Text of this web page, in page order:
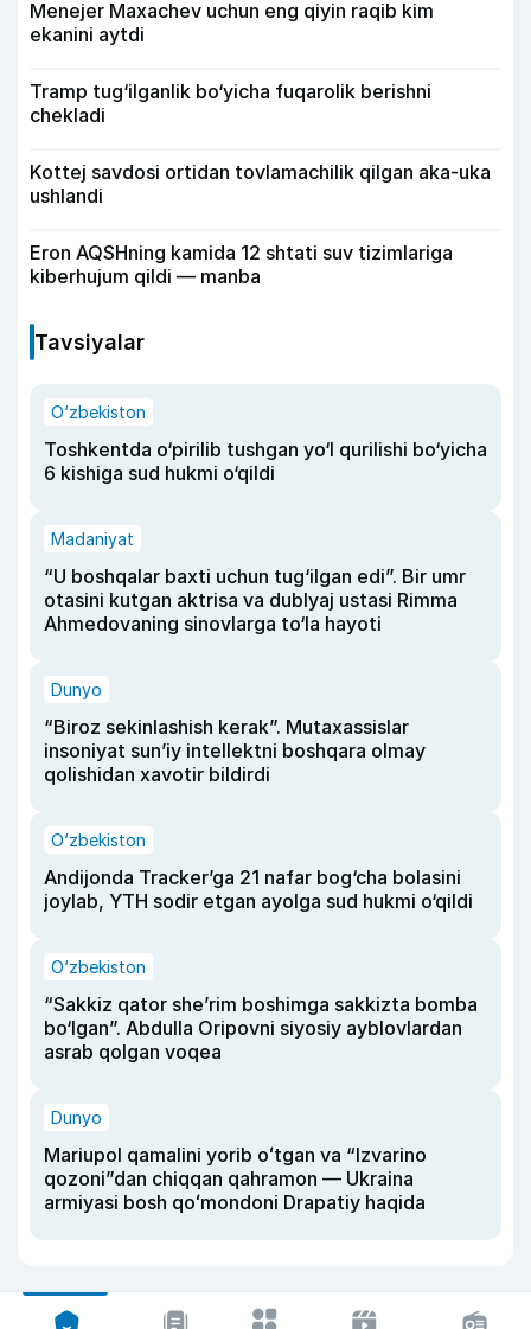
Menejer Maxachev uchun eng qiyin raqib kim
ekanini aytdi
Tramp tug‘ilganlik bo‘yicha fuqarolik berishni
chekladi
Kottej savdosi ortidan tovlamachilik qilgan aka-uka
ushlandi
Eron AQSHning kamida 12 shtati suv tizimlariga
kiberhujum qildi — manba
Tavsiyalar
O‘zbekiston
Toshkentda o‘pirilib tushgan yo‘l qurilishi bo‘yicha
6 kishiga sud hukmi o‘qildi
Madaniyat
“U boshqalar baxti uchun tug‘ilgan edi”. Bir umr
otasini kutgan aktrisa va dublyaj ustasi Rimma
Ahmedovaning sinovlarga to‘la hayoti
Dunyo
“Biroz sekinlashish kerak”. Mutaxassislar
insoniyat sun’iy intellektni boshqara olmay
qolishidan xavotir bildirdi
O‘zbekiston
Andijonda Tracker’ga 21 nafar bog‘cha bolasini
joylab, YTH sodir etgan ayolga sud hukmi o‘qildi
O‘zbekiston
“Sakkiz qator she’rim boshimga sakkizta bomba
bo‘lgan”. Abdulla Oripovni siyosiy ayblovlardan
asrab qolgan voqea
Dunyo
Mariupol qamalini yorib oʻtgan va “Izvarino
qozoni”dan chiqqan qahramon — Ukraina
armiyasi bosh qoʻmondoni Drapatiy haqida